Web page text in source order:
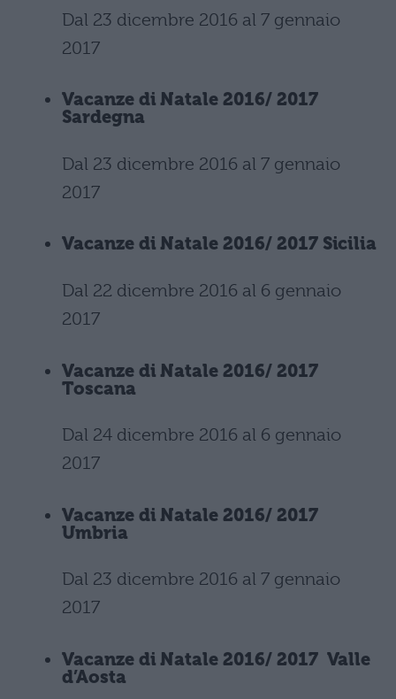
Dal 23 dicembre 2016 al 7 gennaio
2017
Vacanze di Natale 2016/ 2017
Sardegna
Dal 23 dicembre 2016 al 7 gennaio
2017
Vacanze di Natale 2016/ 2017 Sicilia
Dal 22 dicembre 2016 al 6 gennaio
2017
Vacanze di Natale 2016/ 2017
Toscana
Dal 24 dicembre 2016 al 6 gennaio
2017
Vacanze di Natale 2016/ 2017
Umbria
Dal 23 dicembre 2016 al 7 gennaio
2017
Vacanze di Natale 2016/ 2017 Valle
d’Aosta